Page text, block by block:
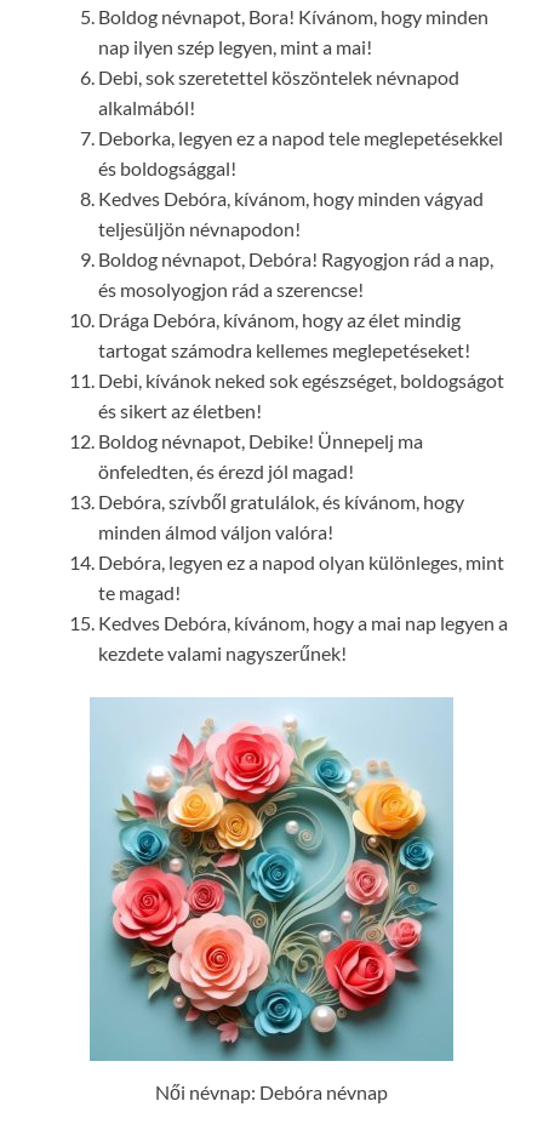
Boldog névnapot, Bora! Kívánom, hogy minden
nap ilyen szép legyen, mint a mai!
Debi, sok szeretettel köszöntelek névnapod
alkalmából!
Deborka, legyen ez a napod tele meglepetésekkel
és boldogsággal!
Kedves Debóra, kívánom, hogy minden vágyad
teljesüljön névnapodon!
Boldog névnapot, Debóra! Ragyogjon rád a nap,
és mosolyogjon rád a szerencse!
Drága Debóra, kívánom, hogy az élet mindig
tartogat számodra kellemes meglepetéseket!
Debi, kívánok neked sok egészséget, boldogságot
és sikert az életben!
Boldog névnapot, Debike! Ünnepelj ma
önfeledten, és érezd jól magad!
Debóra, szívből gratulálok, és kívánom, hogy
minden álmod váljon valóra!
Debóra, legyen ez a napod olyan különleges, mint
te magad!
Kedves Debóra, kívánom, hogy a mai nap legyen a
kezdete valami nagyszerűnek!
Női névnap: Debóra névnap